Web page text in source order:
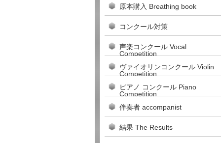
原本購入 Breathing book
コンクール対策
声楽コンクール Vocal
Competition
ヴァイオリンコンクール Violin
Competition
ピアノ コンクール Piano
Competition
伴奏者 accompanist
結果 The Results